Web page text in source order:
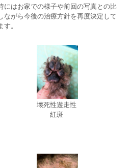
にはお家での様子や前回の写真との比
ながら今後の治療方針を再度決定して
す。
壊死性遊走性
紅斑